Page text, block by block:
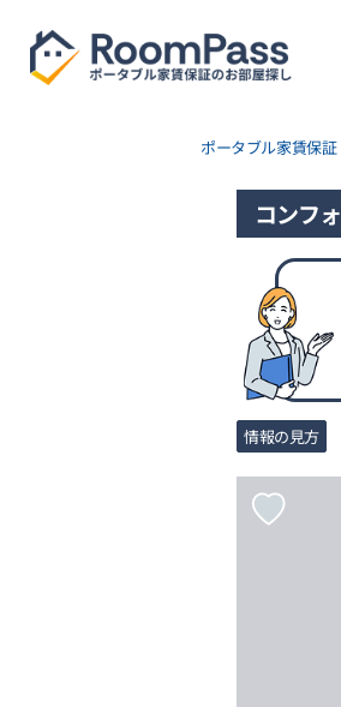
ポータブル家賃保証
コンフ
情報の見方